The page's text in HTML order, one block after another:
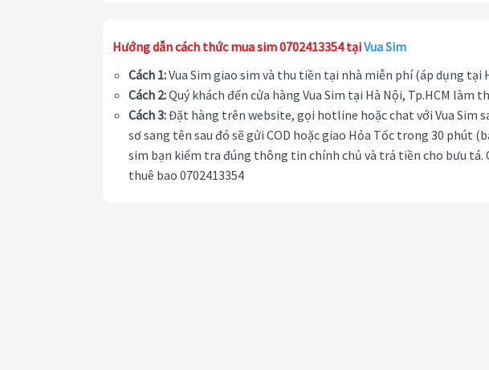
Hướng dẫn cách thức mua sim 0702413354 tạiVua Sim
Cách 1:Vua Sim giao sim và thu tiền tại nhà miễn phí (áp dụng tại
Cách 2:Quý khách đến cửa hàng Vua Sim tại Hà Nội, Tp.HCM làm
Cách 3:Đặt hàng trên website, gọi hotline hoặc chat với Vua Sim
sơ sang tên sau đó sẽ gửi COD hoặc giao Hỏa Tốc trong 30 phút
sim bạn kiểm tra đúng thông tin chính chủ và trả tiền cho bưu tá.
thuê bao 0702413354